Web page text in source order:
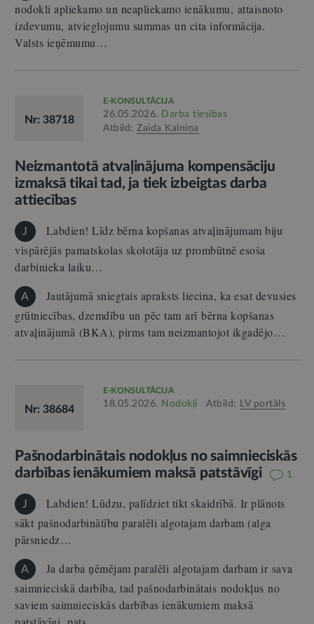
nodokli apliekamo un neapliekamo ienākumu, attaisnoto
izdevumu, atvieglojumu summas un cita informācija.
Valsts ieņēmumu…
Nr: 38718
E-KONSULTĀCIJA
26.05.2026. Darba tiesības
Atbild: Zaida Kalniņa
Neizmantotā atvaļinājuma kompensāciju
izmaksā tikai tad, ja tiek izbeigtas darba
attiecības
J
Labdien! Līdz bērna kopšanas atvaļinājumam biju
vispārējās pamatskolas skolotāja uz prombūtnē esoša
darbinieka laiku…
A
Jautājumā sniegtais apraksts liecina, ka esat devusies
grūtniecības, dzemdību un pēc tam arī bērna kopšanas
atvaļinājumā (BKA), pirms tam neizmantojot ikgadējo…
Nr: 38684
E-KONSULTĀCIJA
18.05.2026. Nodokļi Atbild: LV portāls
Pašnodarbinātais nodokļus no saimnieciskās
darbības ienākumiem maksā patstāvīgi
1
J
Labdien! Lūdzu, palīdziet tikt skaidrībā. Ir plānots
sākt pašnodarbinātību paralēli algotajam darbam (alga
pārsniedz…
A
Ja darba ņēmējam paralēli algotajam darbam ir sava
saimnieciskā darbība, tad pašnodarbinātais nodokļus no
saviem saimnieciskās darbības ienākumiem maksā